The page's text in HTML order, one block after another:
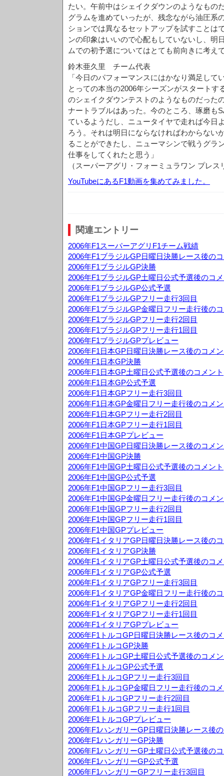
たい。午前中はシェイクダウンのようなもの
グラムを進めていったが、残念ながら油圧系
ションでは異なるセットアップを試すことは
ンの印象はいいので心配もしていないし、明
ムでの初予選についてはとても前向きに考え
鈴木亜久里 チーム代表
「今日のパフォーマンスにはかなり満足して
とっての本当の2006年シーズンがスタートす
のシェイクダウンテストのようなものだった
ナートラブルはあった。今のところ、琢磨も
ているようだし、ニュータイヤで走れば今日
ろう。それは明日にならなければわからない
ることができたし、ニューマシンで戦うグラ
仕事をしてくれたと思う」
（スーパーアグリ・フォーミュラワン プレス
YouTubeにあるF1動画を集めてみました。
関連エントリー
2006年F1スーパーアグリF1チーム戦績
2006年F1ブラジルGP日曜日決勝レース後の
2006年F1ブラジルGP決勝
2006年F1ブラジルGP土曜日公式予選後のコ
2006年F1ブラジルGP公式予選
2006年F1ブラジルGPフリー走行3回目
2006年F1ブラジルGP金曜日フリー走行後の
2006年F1ブラジルGPフリー走行2回目
2006年F1ブラジルGPフリー走行1回目
2006年F1ブラジルGPプレビュー
2006年F1日本GP日曜日決勝レース後のコメ
2006年F1日本GP決勝
2006年F1日本GP土曜日公式予選後のコメント
2006年F1日本GP公式予選
2006年F1日本GPフリー走行3回目
2006年F1日本GP金曜日フリー走行後のコメ
2006年F1日本GPフリー走行2回目
2006年F1日本GPフリー走行1回目
2006年F1日本GPプレビュー
2006年F1中国GP日曜日決勝レース後のコメ
2006年F1中国GP決勝
2006年F1中国GP土曜日公式予選後のコメント
2006年F1中国GP公式予選
2006年F1中国GPフリー走行3回目
2006年F1中国GP金曜日フリー走行後のコメ
2006年F1中国GPフリー走行2回目
2006年F1中国GPフリー走行1回目
2006年F1中国GPプレビュー
2006年F1イタリアGP日曜日決勝レース後の
2006年F1イタリアGP決勝
2006年F1イタリアGP土曜日公式予選後のコ
2006年F1イタリアGP公式予選
2006年F1イタリアGPフリー走行3回目
2006年F1イタリアGP金曜日フリー走行後の
2006年F1イタリアGPフリー走行2回目
2006年F1イタリアGPフリー走行1回目
2006年F1イタリアGPプレビュー
2006年F1トルコGP日曜日決勝レース後のコ
2006年F1トルコGP決勝
2006年F1トルコGP土曜日公式予選後のコメ
2006年F1トルコGP公式予選
2006年F1トルコGPフリー走行3回目
2006年F1トルコGP金曜日フリー走行後のコ
2006年F1トルコGPフリー走行2回目
2006年F1トルコGPフリー走行1回目
2006年F1トルコGPプレビュー
2006年F1ハンガリーGP日曜日決勝レース後
2006年F1ハンガリーGP決勝
2006年F1ハンガリーGP土曜日公式予選後の
2006年F1ハンガリーGP公式予選
2006年F1ハンガリーGPフリー走行3回目